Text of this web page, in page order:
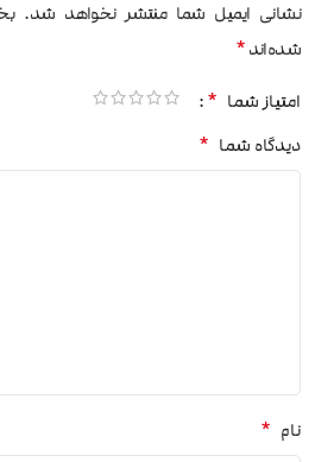
نشانی ایمیل شما منتشر نخواهد شد.
شده‌اند*
امتیاز شما *
دیدگاه شما *
نام *